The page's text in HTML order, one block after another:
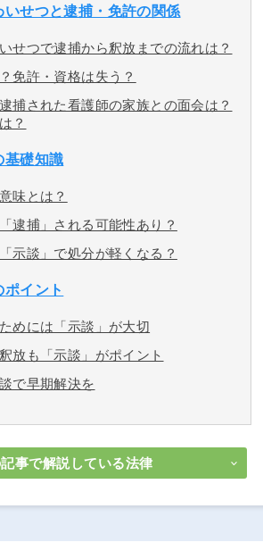
いせつと逮捕・免許の関係
せつで逮捕から釈放までの流れは？
免許・資格は失う？
捕された看護師の家族との面会は？
？
基礎知識
味とは？
逮捕」される可能性あり？
示談」で処分が軽くなる？
イント
めには「示談」が大切
放も「示談」がポイント
で早期解決を
事で解説している法律